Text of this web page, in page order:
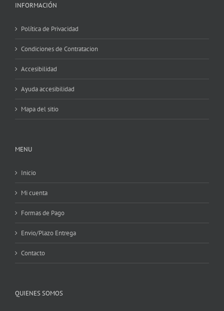
INFORMACIÓN
Política de Privacidad
Condiciones de Contratacion
Accesibilidad
Ayuda accesibilidad
Mapa del sitio
MENU
Inicio
Mi cuenta
Formas de Pago
Envio/Plazo Entrega
Contacto
QUIENES SOMOS